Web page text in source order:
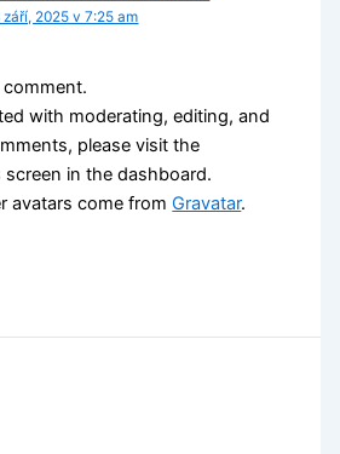
září, 2025 v 7:25 am
comment.
with moderating, editing, and
please visit the
in the dashboard.
avatars come fromGravatar.